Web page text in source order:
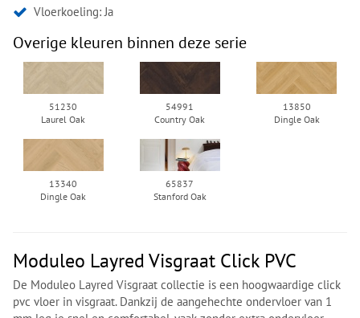
Vloerkoeling: Ja
Overige kleuren binnen deze serie
51230
Laurel Oak
54991
Country Oak
13850
Dingle Oak
13340
Dingle Oak
65837
Stanford Oak
Moduleo Layred Visgraat Click PVC
De Moduleo Layred Visgraat collectie is een hoogwaardige click
pvc vloer in visgraat. Dankzij de aangehechte ondervloer van 1